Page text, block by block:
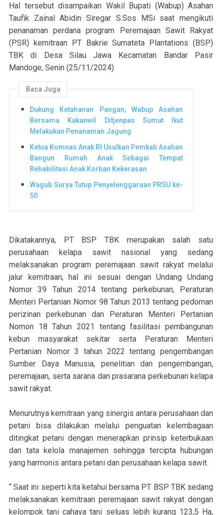
Hal tersebut disampaikan Wakil Bupati (Wabup) Asahan
Taufik Zainal Abidin Siregar S.Sos MSi saat mengikuti
penanaman perdana program Peremajaan Sawit Rakyat
(PSR) kemitraan PT Bakrie Sumateta Plantations (BSP)
TBK di Desa Silau Jawa Kecamatan Bandar Pasir
Mandoge, Senin (25/11/2024).
Baca Juga
Dukung Ketahanan Pangan, Wabup Asahan
Bersama Kakanwil Ditjenpas Sumut Ikut
Melakukan Penanaman Jagung
Ketua Komnas Anak RI Usulkan Pemkab Asahan
Bangun Rumah Anak Sebagai Tempat
Rehabilitasi Anak Korban Kekerasan
Wagub Surya Tutup Penyelenggaraan PRSU ke-
50
Dikatakannya, PT BSP TBK merupakan salah satu
perusahaan kelapa sawit nasional yang sedang
melaksanakan program peremajaan sawit rakyat melalui
jalur kemitraan, hal ini sesuai dengan Undang Undang
Nomor 39 Tahun 2014 tentang perkebunan, Peraturan
Menteri Pertanian Nomor 98 Tahun 2013 tentang pedoman
perizinan perkebunan dan Peraturan Menteri Pertanian
Nomon 18 Tahun 2021 tentang fasilitasi pembangunan
kebun masyarakat sekitar serta Peraturan Menteri
Pertanian Nomor 3 tahun 2022 tentang pengembangan
Sumber Daya Manusia, penelitian dan pengembangan,
peremajaan, serta sarana dan prasarana perkebunan kelapa
sawit rakyat.
Menurutnya kemitraan yang sinergis antara perusahaan dan
petani bisa dilakukan melalui penguatan kelembagaan
ditingkat petani dengan menerapkan prinsip keterbukaan
dan tata kelola manajemen sehingga tercipta hubungan
yang harmonis antara petani dan perusahaan kelapa sawit.
“ Saat ini seperti kita ketahui bersama PT BSP TBK sedang
melaksanakan kemitraan peremajaan sawit rakyat dengan
kelompok tani cahaya tani seluas lebih kurang 123,5 Ha,